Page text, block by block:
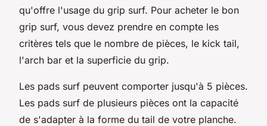
qu'offre l'usage du grip surf. Pour acheter le bon
grip surf, vous devez prendre en compte les
critères tels que le nombre de pièces, le kick tail,
l'arch bar et la superficie du grip.
Les pads surf peuvent comporter jusqu'à 5 pièces.
Les pads surf de plusieurs pièces ont la capacité
de s'adapter à la forme du tail de votre planche.